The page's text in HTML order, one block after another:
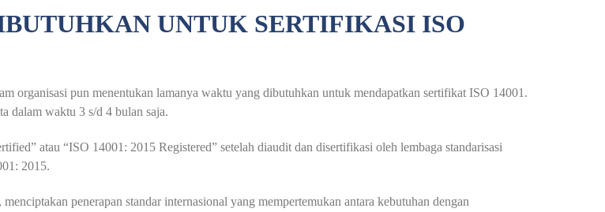
UNTUK SERTIFIKASI ISO
organisasi pun menentukan lamanya waktu yang dibutuhkan untuk mendapatkan sertifikat ISO 14001.
dalam waktu 3 s/d 4 bulan saja.
atau “ISO 14001: 2015 Registered” setelah diaudit dan disertifikasi oleh lembaga standarisasi
2015.
penerapan standar internasional yang mempertemukan antara kebutuhan dengan